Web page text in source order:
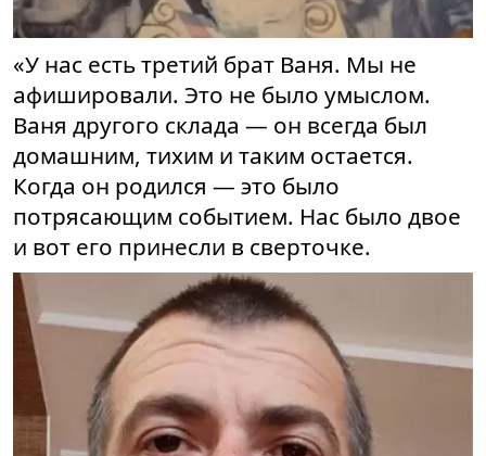
«У нас есть третий брат Ваня. Мы не
афишировали. Это не было умыслом.
Ваня другого склада — он всегда был
домашним, тихим и таким остается.
Когда он родился — это было
потрясающим событием. Нас было двое
и вот его принесли в сверточке.